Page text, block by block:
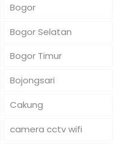
Bogor
Bogor Selatan
Bogor Timur
Bojongsari
Cakung
camera cctv wifi